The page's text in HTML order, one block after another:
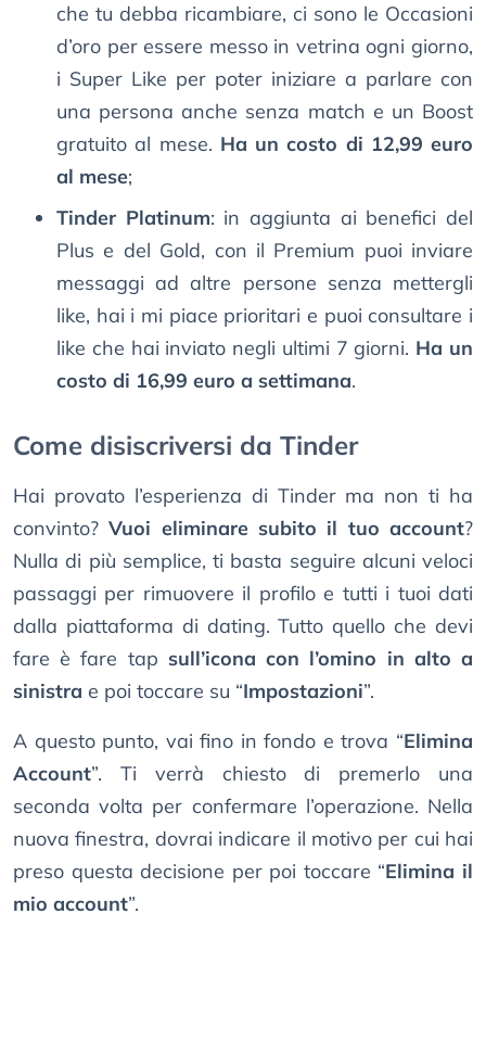
che tu debba ricambiare, ci sono le Occasioni
d’oro per essere messo in vetrina ogni giorno,
i Super Like per poter iniziare a parlare con
una persona anche senza match e un Boost
gratuito al mese. Ha un costo di 12,99 euro
al mese;
Tinder Platinum: in aggiunta ai benefici del
Plus e del Gold, con il Premium puoi inviare
messaggi ad altre persone senza mettergli
like, hai i mi piace prioritari e puoi consultare i
like che hai inviato negli ultimi 7 giorni. Ha un
costo di 16,99 euro a settimana.
Come disiscriversi da Tinder
Hai provato l’esperienza di Tinder ma non ti ha
convinto?Vuoi eliminare subito il tuo account?
Nulla di più semplice, ti basta seguire alcuni veloci
passaggi per rimuovere il profilo e tutti i tuoi dati
dalla piattaforma di dating. Tutto quello che devi
fare è fare tap sull’icona con l’omino in alto a
sinistra e poi toccare su “Impostazioni”.
A questo punto, vai fino in fondo e trova “Elimina
Account”. Ti verrà chiesto di premerlo una
seconda volta per confermare l’operazione. Nella
nuova finestra, dovrai indicare il motivo per cui hai
preso questa decisione per poi toccare “Elimina il
mio account”.